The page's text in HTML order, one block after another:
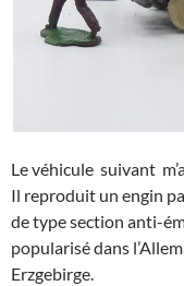
Le véhicule suivant
Il reproduit un engin
de type section anti-
popularisé dans
Erzgebirge.